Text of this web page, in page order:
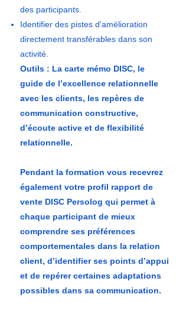
des participants.
Identifier des pistes d'amélioration
directement transférables dans son
activité.
Outils : La carte mémo DISC, le
guide de l’excellence relationnelle
avec les clients, les repères de
communication constructive,
d’écoute active et de flexibilité
relationnelle.
Pendant la formation vous recevrez
également votre profil rapport de
vente DISC Persolog qui permet à
chaque participant de mieux
comprendre ses préférences
comportementales dans la relation
client, d’identifier ses points d’appui
et de repérer certaines adaptations
possibles dans sa communication.